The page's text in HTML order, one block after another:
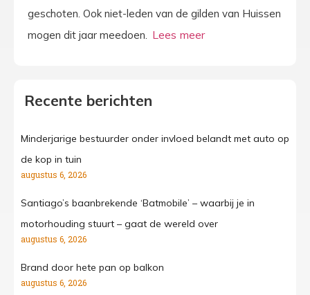
geschoten. Ook niet-leden van de gilden van Huissen
mogen dit jaar meedoen.
Recente berichten
Minderjarige bestuurder onder invloed belandt met auto op
de kop in tuin
augustus 6, 2026
Santiago’s baanbrekende ‘Batmobile’ – waarbij je in
motorhouding stuurt – gaat de wereld over
augustus 6, 2026
Brand door hete pan op balkon
augustus 6, 2026